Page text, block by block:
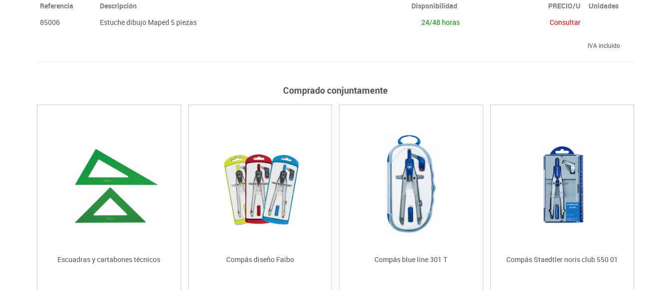
Referencia Descripción Disponibilidad PRECIO/U
Unidades
85006
Estuche dibujo Maped 5 piezas 24/48 horas Consultar
IVA incluido
Comprado conjuntamente
Escuadras y cartabones técnicos Compás diseño Faibo Compás blue line 301 T Compás Staedtler noris club 550 01